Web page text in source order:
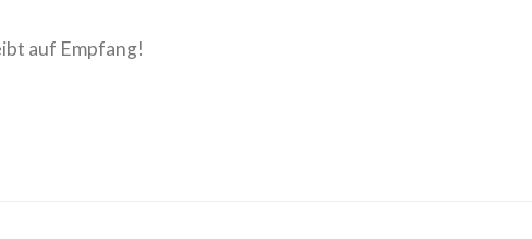
auf Empfang!